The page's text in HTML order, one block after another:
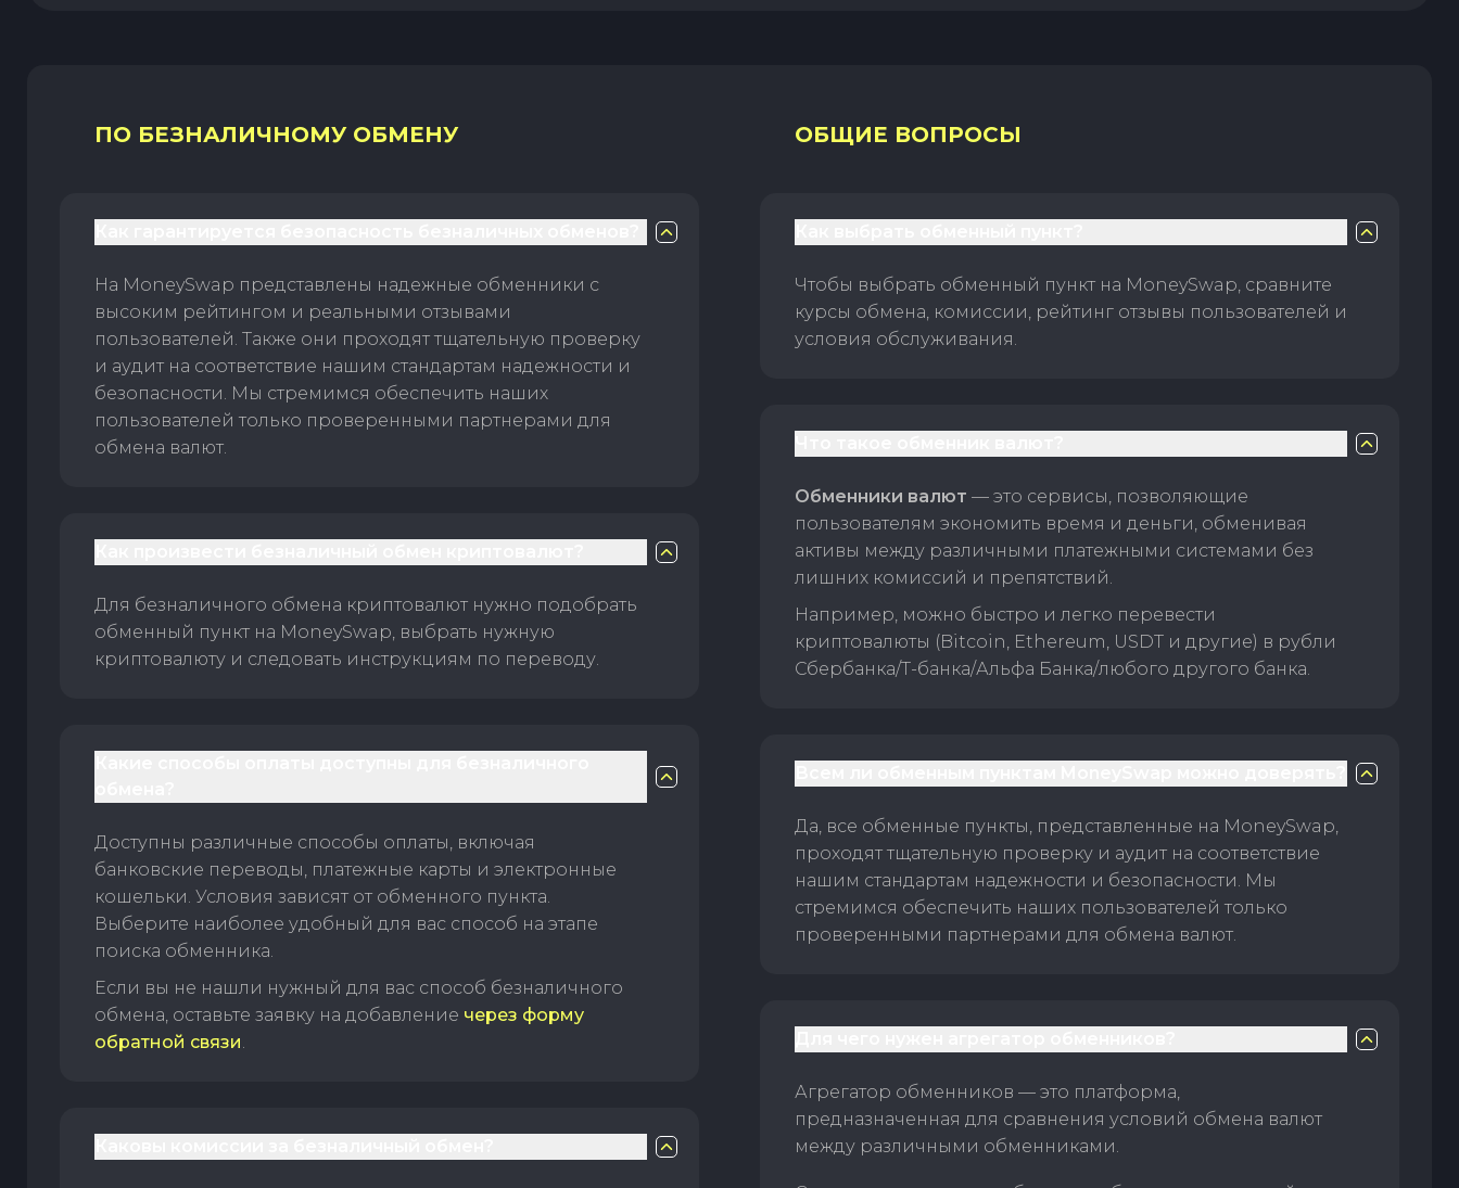
ПО БЕЗНАЛИЧНОМУ ОБМЕНУ
На MoneySwap представлены надежные обменники с
высоким рейтингом и реальными отзывами
пользователей. Также они проходят тщательную проверку
и аудит на соответствие нашим стандартам надежности и
безопасности. Мы стремимся обеспечить наших
пользователей только проверенными партнерами для
обмена валют.
Для безналичного обмена криптовалют нужно подобрать
обменный пункт на MoneySwap, выбрать нужную
криптовалюту и следовать инструкциям по переводу.
Доступны различные способы оплаты, включая
банковские переводы, платежные карты и электронные
кошельки. Условия зависят от обменного пункта.
Выберите наиболее удобный для вас способ на этапе
поиска обменника.
Если вы не нашли нужный для вас способ безналичного
обмена, оставьте заявку на добавление через форму
обратной связи.
ОБЩИЕ ВОПРОСЫ
Чтобы выбрать обменный пункт на MoneySwap, сравните
курсы обмена, комиссии, рейтинг отзывы пользователей и
условия обслуживания.
Обменники валют — это сервисы, позволяющие
пользователям экономить время и деньги, обменивая
активы между различными платежными системами без
лишних комиссий и препятствий.
Например, можно быстро и легко перевести
криптовалюты (Bitcoin, Ethereum, USDT и другие) в рубли
Сбербанка/Т-банка/Альфа Банка/любого другого банка.
Да, все обменные пункты, представленные на MoneySwap,
проходят тщательную проверку и аудит на соответствие
нашим стандартам надежности и безопасности. Мы
стремимся обеспечить наших пользователей только
проверенными партнерами для обмена валют.
Агрегатор обменников — это платформа,
предназначенная для сравнения условий обмена валют
между различными обменниками.